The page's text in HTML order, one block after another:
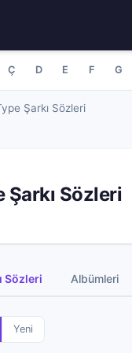
Ç D E F G
Şarkı Sözleri
Şarkı Sözleri
Sözleri Albümleri
Yeni